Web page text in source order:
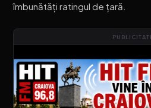
îmbunătăți ratingul de țară.